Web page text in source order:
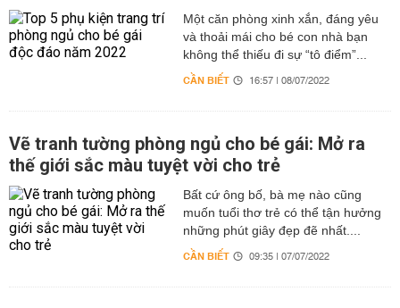
Một căn phòng xinh xắn, đáng yêu
và thoải mái cho bé con nhà bạn
không thể thiếu đi sự “tô điểm”...
CẦN BIẾT 16:57 | 08/07/2022
Vẽ tranh tường phòng ngủ cho bé gái: Mở ra
thế giới sắc màu tuyệt vời cho trẻ
Bất cứ ông bố, bà mẹ nào cũng
muốn tuổi thơ trẻ có thể tận hưởng
những phút giây đẹp đẽ nhất....
CẦN BIẾT 09:35 | 07/07/2022